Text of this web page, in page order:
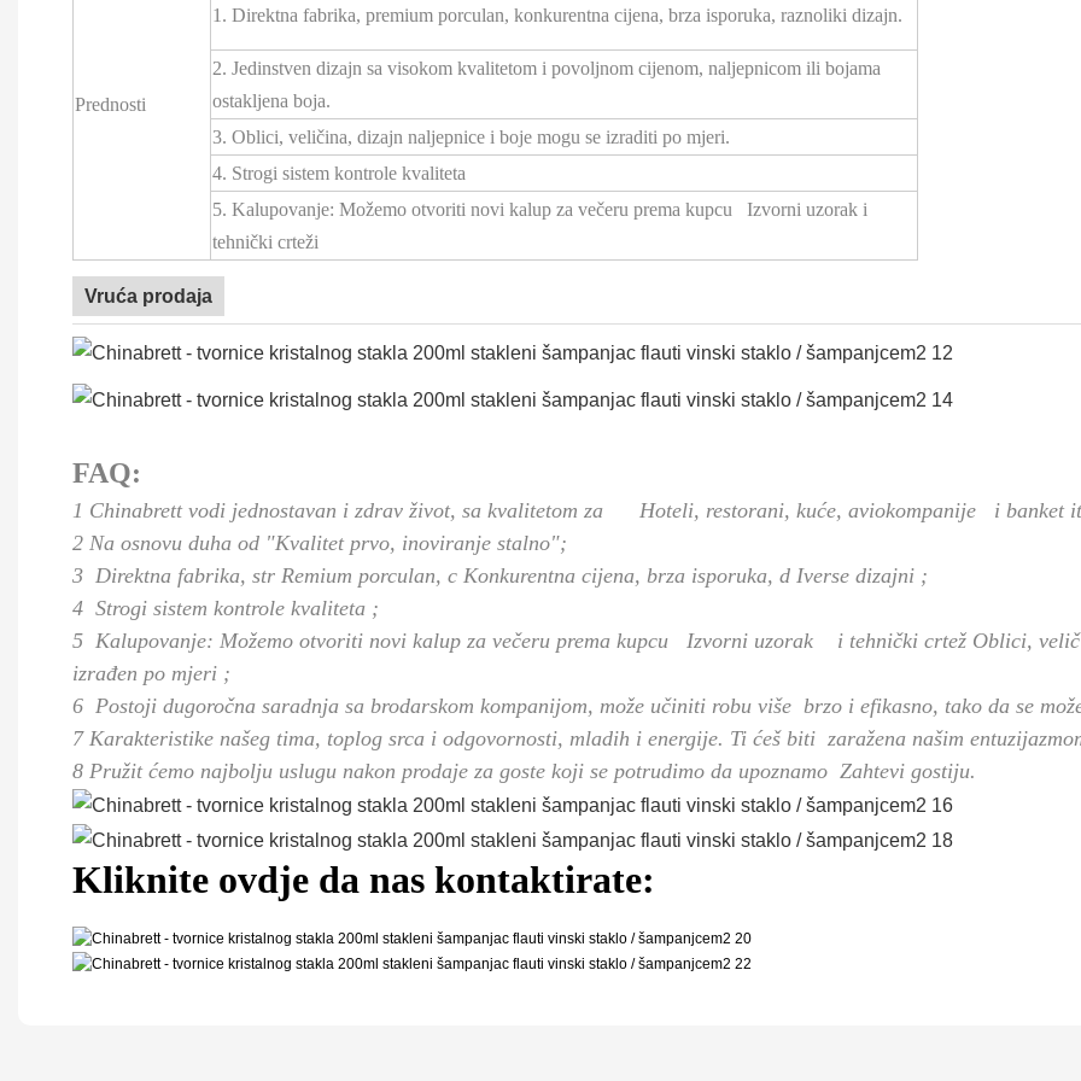
Prednosti
1. Direktna fabrika, premium porculan, konkurentna cijena, brza isporuka, raznoliki dizajn.
2. Jedinstven dizajn sa visokom kvalitetom i povoljnom cijenom, naljepnicom ili bojama
ostakljena boja.
3. Oblici, veličina, dizajn naljepnice i boje mogu se izraditi po mjeri.
4. Strogi sistem kontrole kvaliteta
5. Kalupovanje: Možemo otvoriti novi kalup za večeru prema kupcu Izvorni uzorak i
tehnički crteži
Vruća prodaja
FAQ:
1 Chinabrett vodi jednostavan i zdrav život, sa kvalitetom za Hoteli, restorani, kuće, aviokompanije i banket
2 Na osnovu duha od "Kvalitet prvo, inoviranje stalno";
3 Direktna fabrika, str Remium porculan, c Konkurentna cijena, brza isporuka, d Iverse dizajni ;
4 Strogi sistem kontrole kvaliteta ;
5 Kalupovanje: Možemo otvoriti novi kalup za večeru prema kupcu Izvorni uzorak i tehnički crtež Oblici,
izrađen po mjeri ;
6 Postoji dugoročna saradnja sa brodarskom kompanijom, može učiniti robu više brzo i efikasno, tako da se
7 Karakteristike našeg tima, toplog srca i odgovornosti, mladih i energije. Ti ćeš biti zaražena našim
8 Pružit ćemo najbolju uslugu nakon prodaje za goste koji se potrudimo da upoznamo Zahtevi gostiju.
Kliknite ovdje da nas kontaktirate: